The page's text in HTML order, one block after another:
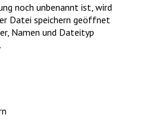
noch unbenannt ist, wird
Datei speichern geöffnet
Namen und Dateityp